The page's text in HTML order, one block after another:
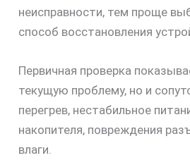
неисправности, тем проще
способ восстановления
Первичная проверка
текущую проблему, но и
перегрев, нестабильное
накопителя, повреждения
влаги.